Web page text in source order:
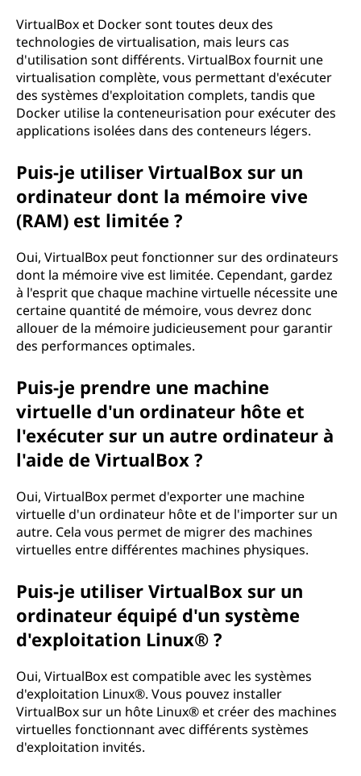
VirtualBox et Docker sont toutes deux des
technologies de virtualisation, mais leurs cas
d'utilisation sont différents. VirtualBox fournit une
virtualisation complète, vous permettant d'exécuter
des systèmes d'exploitation complets, tandis que
Docker utilise la conteneurisation pour exécuter des
applications isolées dans des conteneurs légers.
Puis-je utiliser VirtualBox sur un
ordinateur dont la mémoire vive
(RAM) est limitée ?
Oui, VirtualBox peut fonctionner sur des ordinateurs
dont la mémoire vive est limitée. Cependant, gardez
à l'esprit que chaque machine virtuelle nécessite une
certaine quantité de mémoire, vous devrez donc
allouer de la mémoire judicieusement pour garantir
des performances optimales.
Puis-je prendre une machine
virtuelle d'un ordinateur hôte et
l'exécuter sur un autre ordinateur à
l'aide de VirtualBox ?
Oui, VirtualBox permet d'exporter une machine
virtuelle d'un ordinateur hôte et de l'importer sur un
autre. Cela vous permet de migrer des machines
virtuelles entre différentes machines physiques.
Puis-je utiliser VirtualBox sur un
ordinateur équipé d'un système
d'exploitation Linux® ?
Oui, VirtualBox est compatible avec les systèmes
d'exploitation Linux®. Vous pouvez installer
VirtualBox sur un hôte Linux® et créer des machines
virtuelles fonctionnant avec différents systèmes
d'exploitation invités.